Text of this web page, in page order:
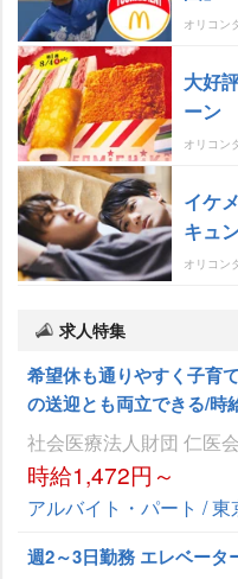
オリコン
大好
ーン
オリコン
イケ
キュ
オリコン
求人特集
希望休も通りやすく子育
の送迎とも両立できる/時
社会医療法人財団 仁医会
時給1,472円～
アルバイト・パート / 東
週2～3日勤務 エレベータ